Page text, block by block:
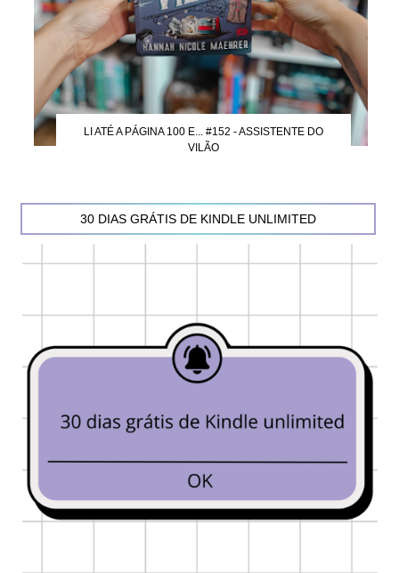
LI ATÉ A PÁGINA 100 E... #152 - ASSISTENTE DO
VILÃO
30 DIAS GRÁTIS DE KINDLE UNLIMITED